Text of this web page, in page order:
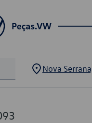
Nova Serrana